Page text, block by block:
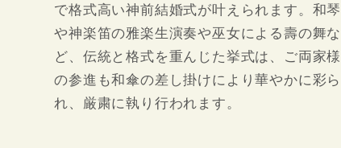
で格式高い神前結婚式が叶えられます。和琴
や神楽笛の雅楽生演奏や巫女による壽の舞な
ど、伝統と格式を重んじた挙式は、ご両家様
の参進も和傘の差し掛けにより華やかに彩ら
れ、厳粛に執り行われます。